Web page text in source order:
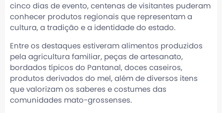
cinco dias de evento, centenas de visitantes puderam
conhecer produtos regionais que representam a
cultura, a tradição e a identidade do estado.
Entre os destaques estiveram alimentos produzidos
pela agricultura familiar, peças de artesanato,
bordados típicos do Pantanal, doces caseiros,
produtos derivados do mel, além de diversos itens
que valorizam os saberes e costumes das
comunidades mato-grossenses.